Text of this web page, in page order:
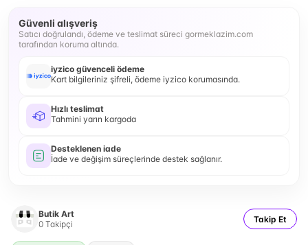
Güvenli alışveriş
Satıcı doğrulandı, ödeme ve teslimat süreci gormeklazim.com
tarafından koruma altında.
iyzico güvenceli ödeme
Kart bilgileriniz şifreli, ödeme iyzico korumasında.
Hızlı teslimat
Tahmini yarın kargoda
Desteklenen iade
İade ve değişim süreçlerinde destek sağlanır.
Butik Art
0 Takipçi Takip Et